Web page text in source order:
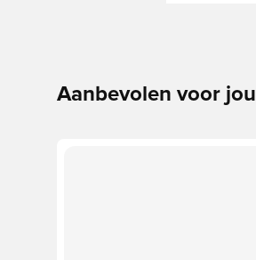
Aanbevolen voor jou